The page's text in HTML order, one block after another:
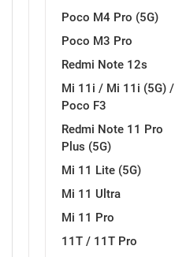
Poco M4 Pro (5G)
Poco M3 Pro
Redmi Note 12s
Mi 11i / Mi 11i (5G) /
Poco F3
Redmi Note 11 Pro
Plus (5G)
Mi 11 Lite (5G)
Mi 11 Ultra
Mi 11 Pro
11T / 11T Pro
MarbleMania
Crtani filmovi